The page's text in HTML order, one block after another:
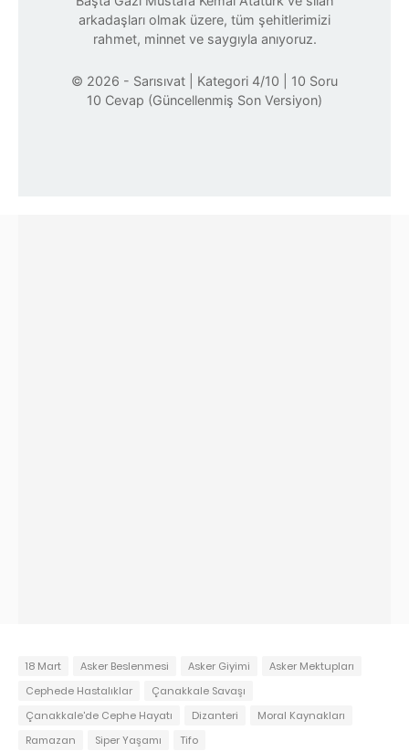
daha çok anılıyordu, hocalar vaaz
veriyordu
hikâyeleri destansı.
Şehadet inancı ölüm korkusunu
yenmede büyük rol oynadı.
📚 KAYNAK: ÇANAKKALE SAVAŞLARI ENSTITÜSÜ
MAKALELERI
arkadaşları olmak üzere, tüm şehitlerimizi
rahmet, minnet ve saygıyla anıyoruz.
© 2026 - Sarısıvat | Kategori 4/10 | 10 Soru
10 Cevap (Güncellenmiş Son Versiyon)
18 Mart Asker Beslenmesi Asker Giyimi
Asker Mektupları
Cephede Hastalıklar
Çanakkale Savaşı
Çanakkale'de Cephe Hayatı
Dizanteri
Moral Kaynakları
Ramazan
Siper Yaşamı Tifo